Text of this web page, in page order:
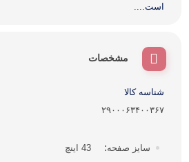
است....
مشخصات
شناسه کالا
۲۹۰۰۰۶۳۴۰۰۳۶۷
سایز صفحه
43 اینچ